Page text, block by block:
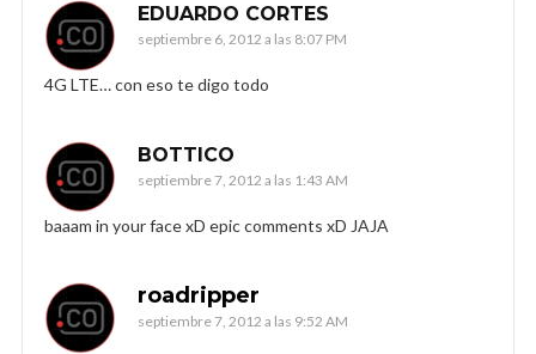
EDUARDO CORTES
septiembre 6, 2012 a las 8:07 PM
4G LTE… con eso te digo todo
BOTTICO
septiembre 7, 2012 a las 1:43 AM
baaam in your face xD epic comments xD JAJA
roadripper
septiembre 7, 2012 a las 9:52 AM